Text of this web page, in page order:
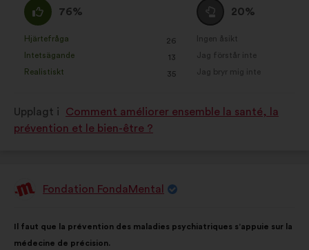
Jag
håller
med
:
76%
betecknats
som:
Hjärtefråga
: 26
gånger
Intetsägande
: 13
gånger
Realistiskt
: 35
gånger
Jag
är
neutral
:
20%
betecknats
Ingen åsikt
:gånger
Jag förstår inte
:gånger
Jag bryr mig inte
:gånger
Upplagt i
Comment améliorer ensemble la santé, la
prévention et le bien-être ?
Förslag
Fondation FondaMental
i
Il faut que la prévention des maladies psychiatriques s’appuie sur la
médecine de précision.
på: